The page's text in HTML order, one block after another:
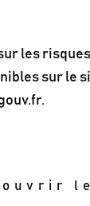
les
sur le